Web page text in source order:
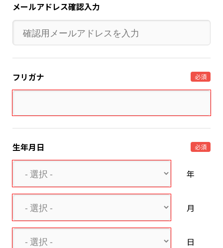
メールアドレス確認入力
フリガナ 必須
生年月日 必須
年
月
日